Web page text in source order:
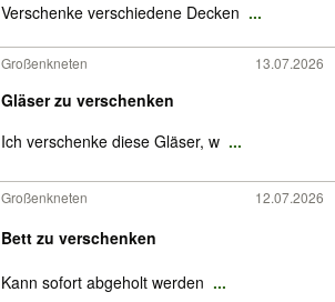
Verschenke verschiedene Decken ...
Großenkneten 13.07.2026
Gläser zu verschenken
Ich verschenke diese Gläser, w ...
Großenkneten 12.07.2026
Bett zu verschenken
Kann sofort abgeholt werden ...